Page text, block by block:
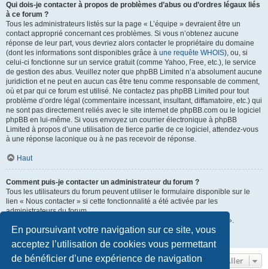
En poursuivant votre navigation sur ce site, vous
acceptez l’utilisation de cookies vous permettant
de bénéficier d’une expérience de navigation
Qui dois-je contacter à propos de problèmes d’abus ou d’ordres légaux liés
à ce forum ?
Tous les administrateurs listés sur la page « L’équipe » devraient être un
contact approprié concernant ces problèmes. Si vous n’obtenez aucune
réponse de leur part, vous devriez alors contacter le propriétaire du domaine
(dont les informations sont disponibles grâce à une requête WHOIS), ou, si
celui-ci fonctionne sur un service gratuit (comme Yahoo, Free, etc.), le service
de gestion des abus. Veuillez noter que phpBB Limited n’a absolument aucune
juridiction et ne peut en aucun cas être tenu comme responsable de comment,
où et par qui ce forum est utilisé. Ne contactez pas phpBB Limited pour tout
problème d’ordre légal (commentaire incessant, insultant, diffamatoire, etc.) qui
ne sont pas directement reliés avec le site internet de phpBB.com ou le logiciel
phpBB en lui-même. Si vous envoyez un courrier électronique à phpBB
Limited à propos d’une utilisation de tierce partie de ce logiciel, attendez-vous
à une réponse laconique ou à ne pas recevoir de réponse.
Haut
Comment puis-je contacter un administrateur du forum ?
Tous les utilisateurs du forum peuvent utiliser le formulaire disponible sur le
lien « Nous contacter » si cette fonctionnalité a été activée par les
administrateurs du forum.
Les membres du forum peuvent également utiliser le lien « L’équipe ».
Aller